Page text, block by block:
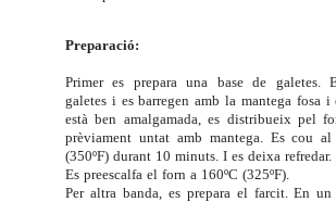
Preparació:
Primer es prepara una base de galetes.
galetes i es barregen amb la mantega fosa i
està ben amalgamada, es distribueix pel
prèviament untat amb mantega. Es cou
(350ºF) durant 10 minuts. I es deixa refredar.
Es preescalfa el forn a 160ºC (325ºF).
Per altra banda, es prepara el farcit. En